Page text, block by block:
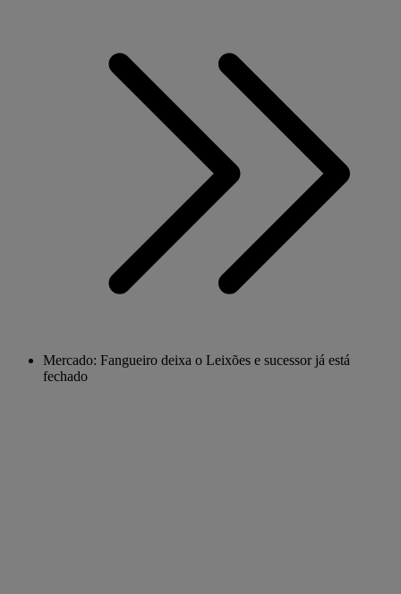
Mercado: Fangueiro deixa o Leixões e sucessor já está
fechado